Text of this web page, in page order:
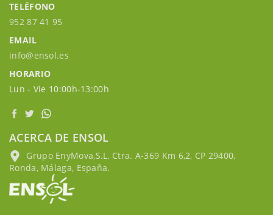
TELÉFONO
952 87 41 95
EMAIL
info@ensol.es
HORARIO
Lun - Vie 10:00h-13:00h
ACERCA DE ENSOL
Grupo EnyMova,S.L, Ctra. A-369 Km 6,2, CP 29400,
Ronda, Málaga, España.